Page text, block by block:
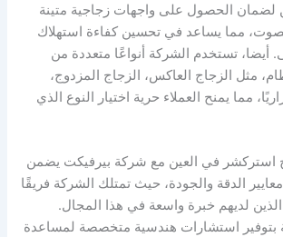
لضمان الحصول على واجهات زجاجية متينة
مما يساعد في تحسين كفاءة استهلاك
أيضا، تستخدم الشركة أنواعًا متعددة من
مثل الزجاج العاكس، الزجاج المزدوج،
مما يمنح العملاء حرية اختيار النوع الذي
استركشر في العين مع شركة بيرفيكت يضمن
الدقة والجودة، حيث تمتلك الشركة فريقًا
الذين لديهم خبرة واسعة في هذا المجال.
بتوفير استشارات هندسية متخصصة لمساعدة